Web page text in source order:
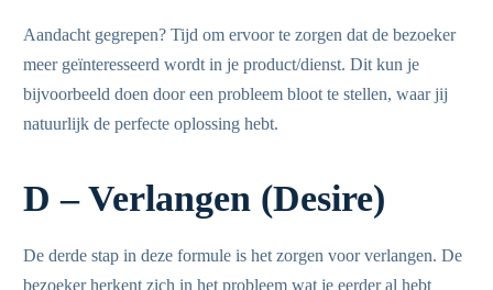
Aandacht gegrepen? Tijd om ervoor te zorgen dat de bezoeker
meer geïnteresseerd wordt in je product/dienst. Dit kun je
bijvoorbeeld doen door een probleem bloot te stellen, waar jij
natuurlijk de perfecte oplossing hebt.
D – Verlangen (Desire)
De derde stap in deze formule is het zorgen voor verlangen. De
bezoeker herkent zich in het probleem wat je eerder al hebt